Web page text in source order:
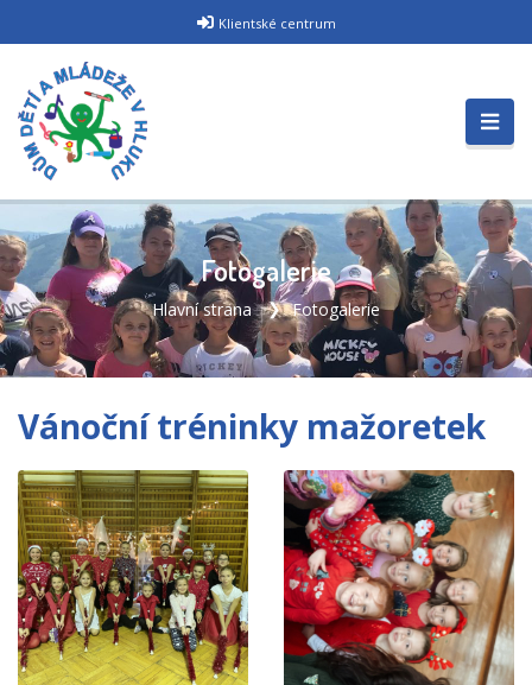
Klientské centrum
Fotogalerie
Hlavní strana Fotogalerie
Vánoční tréninky mažoretek